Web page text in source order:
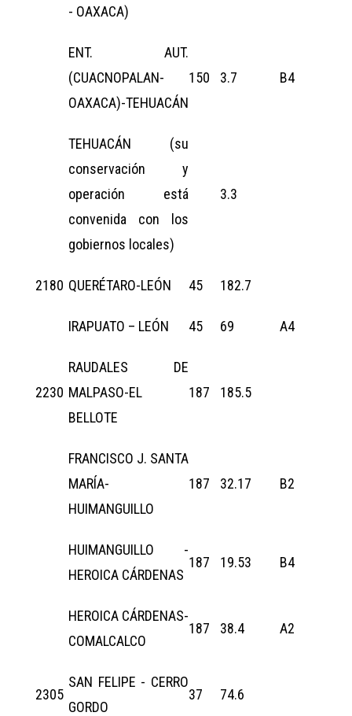
- OAXACA)
ENT. AUT.
(CUACNOPALAN-
OAXACA)-TEHUACÁN
150 3.7 B4
TEHUACÁN (su
conservación y
operación está
convenida con los
gobiernos locales)
3.3
2180 QUERÉTARO-LEÓN 45 182.7
IRAPUATO – LEÓN 45 69 A4
2230
RAUDALES DE
MALPASO-EL
BELLOTE
187 185.5
FRANCISCO J. SANTA
MARÍA-
HUIMANGUILLO
187 32.17 B2
HUIMANGUILLO -
HEROICA CÁRDENAS
187 19.53 B4
HEROICA CÁRDENAS-
COMALCALCO
187 38.4 A2
2305
SAN FELIPE - CERRO
GORDO
37 74.6